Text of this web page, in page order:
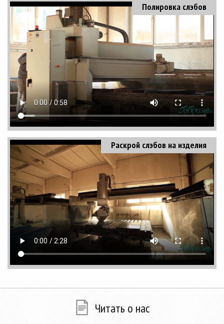
Полировка слэбов
Раскрой слэбов на изделия
Читать о нас